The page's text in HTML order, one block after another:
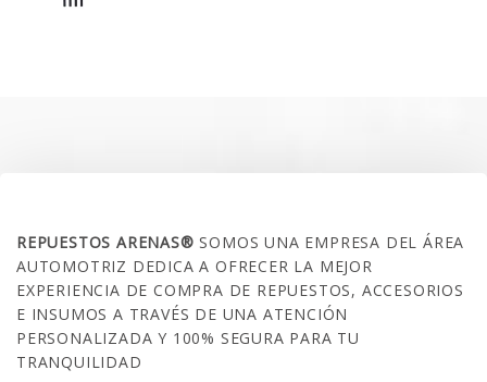
REPUESTOS ARENAS®SOMOS UNA EMPRESA DEL ÁREA
AUTOMOTRIZ DEDICA A OFRECER LA MEJOR
EXPERIENCIA DE COMPRA DE REPUESTOS, ACCESORIOS
E INSUMOS A TRAVÉS DE UNA ATENCIÓN
PERSONALIZADA Y 100% SEGURA PARA TU
TRANQUILIDAD